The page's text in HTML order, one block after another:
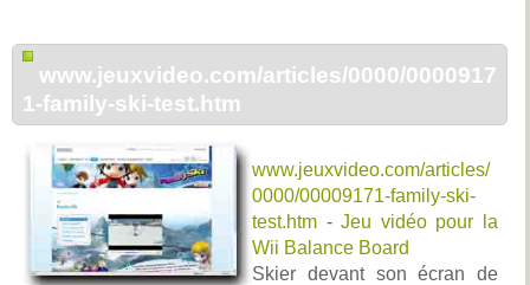
www.jeuxvideo.com/articles/0000/0000917
1-family-ski-test.htm
www.jeuxvideo.com/articles/
0000/00009171-family-ski-
test.htm -Jeu vidéo pour la
Wii Balance Board
Skier devant son écran de